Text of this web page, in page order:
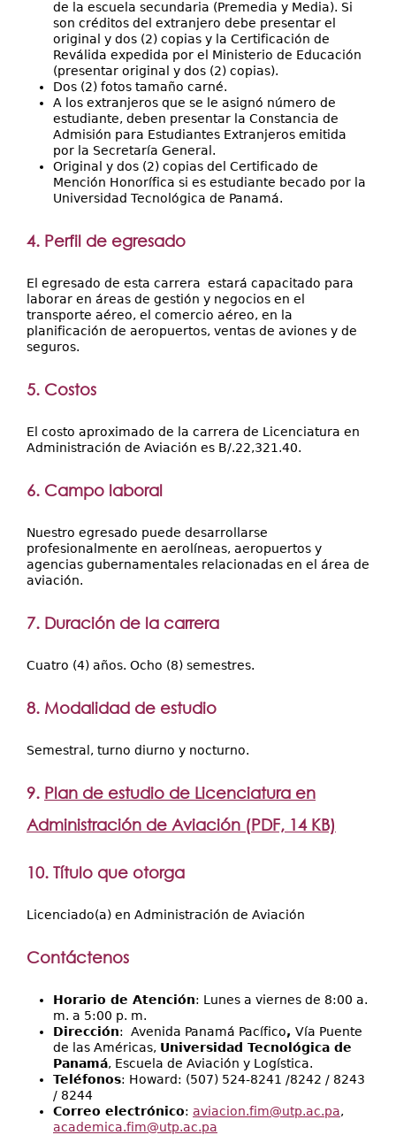
de la escuela secundaria (Premedia y Media). Si
son créditos del extranjero debe presentar el
original y dos (2) copias y la Certificación de
Reválida expedida por el Ministerio de Educación
(presentar original y dos (2) copias).
Dos (2) fotos tamaño carné.
A los extranjeros que se le asignó número de
estudiante, deben presentar la Constancia de
Admisión para Estudiantes Extranjeros emitida
por la Secretaría General.
Original y dos (2) copias del Certificado de
Mención Honorífica si es estudiante becado por la
Universidad Tecnológica de Panamá.
4. Perfil de egresado
El egresado de esta carrera estará capacitado para
laborar en áreas de gestión y negocios en el
transporte aéreo, el comercio aéreo, en la
planificación de aeropuertos, ventas de aviones y de
seguros.
5. Costos
El costo aproximado de la carrera de Licenciatura en
Administración de Aviación es B/.22,321.40.
6. Campo laboral
Nuestro egresado puede desarrollarse
profesionalmente en aerolíneas, aeropuertos y
agencias gubernamentales relacionadas en el área de
aviación.
7. Duración de la carrera
Cuatro (4) años. Ocho (8) semestres.
8. Modalidad de estudio
Semestral, turno diurno y nocturno.
9. Plan de estudio de Licenciatura en
Administración de Aviación (PDF, 14 KB)
10. Título que otorga
Licenciado(a) en Administración de Aviación
Contáctenos
Horario de Atención: Lunes a viernes de 8:00 a.
m. a 5:00 p. m.
Dirección: Avenida Panamá Pacífico, Vía Puente
de las Américas, Universidad Tecnológica de
Panamá, Escuela de Aviación y Logística.
Teléfonos: Howard: (507) 524-8241 /8242 / 8243
/ 8244
Correo electrónico: aviacion.fim@utp.ac.pa,
academica.fim@utp.ac.pa